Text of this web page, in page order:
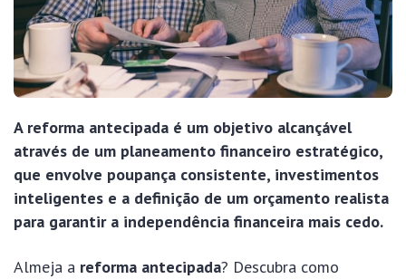
A reforma antecipada é um objetivo alcançável
através de um planeamento financeiro estratégico,
que envolve poupança consistente, investimentos
inteligentes e a definição de um orçamento realista
para garantir a independência financeira mais cedo.
Almeja a reforma antecipada? Descubra como